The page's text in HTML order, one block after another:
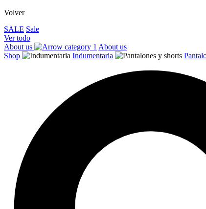
Volver
SALE Sale
Ver todo
About us
About us
Shop
Indumentaria